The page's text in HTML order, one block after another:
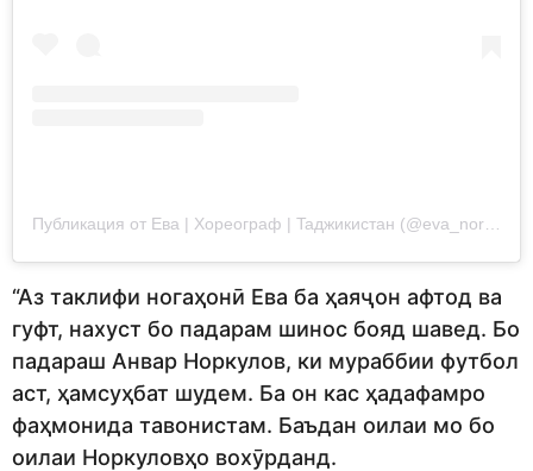
“Аз таклифи ногаҳонӣ Ева ба ҳаяҷон афтод ва
гуфт, нахуст бо падарам шинос бояд шавед. Бо
падараш Анвар Норкулов, ки мураббии футбол
аст, ҳамсуҳбат шудем. Ба он кас ҳадафамро
фаҳмонида тавонистам. Баъдан оилаи мо бо
оилаи Норкуловҳо вохӯрданд.